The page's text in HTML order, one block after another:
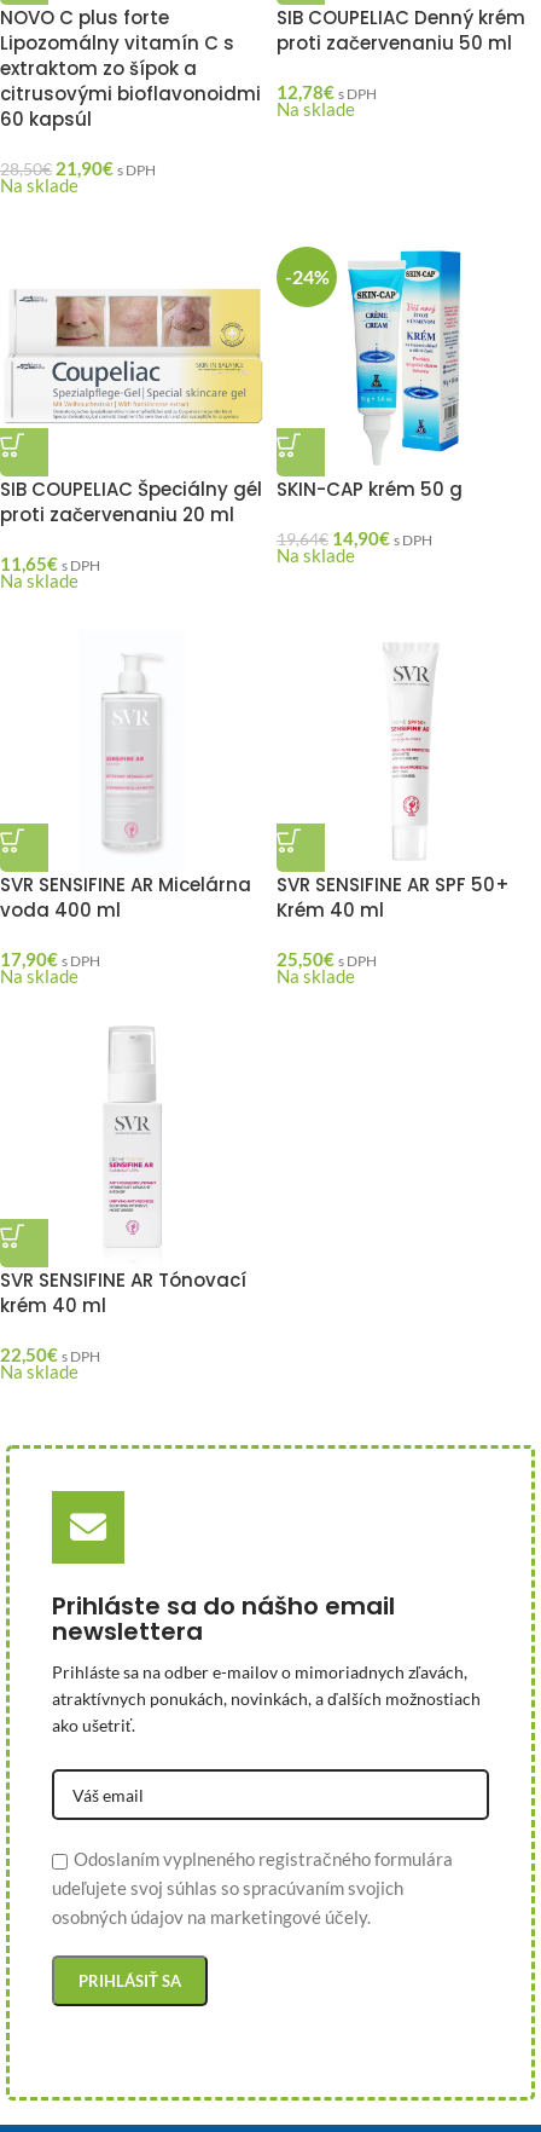
NOVO C plus forte
Lipozomálny vitamín C s
extraktom zo šípok a
citrusovými bioflavonoidmi
60 kapsúl
28,50€ 21,90€ s DPH
Na sklade
SIB COUPELIAC Denný krém
proti začervenaniu 50 ml
12,78€ s DPH
Na sklade
SIB COUPELIAC Špeciálny gél
proti začervenaniu 20 ml
11,65€ s DPH
Na sklade
-24%
SKIN-CAP krém 50 g
19,64€ 14,90€ s DPH
Na sklade
SVR SENSIFINE AR Micelárna
voda 400 ml
17,90€ s DPH
Na sklade
SVR SENSIFINE AR SPF 50+
Krém 40 ml
25,50€ s DPH
Na sklade
SVR SENSIFINE AR Tónovací
krém 40 ml
22,50€ s DPH
Na sklade
Prihláste sa do nášho email
newslettera
Prihláste sa na odber e-mailov o mimoriadnych zľavách,
atraktívnych ponukách, novinkách, a ďalších možnostiach
ako ušetriť.
Odoslaním vyplneného registračného formulára
udeľujete svoj súhlas so spracúvaním svojich
osobných údajov na marketingové účely.